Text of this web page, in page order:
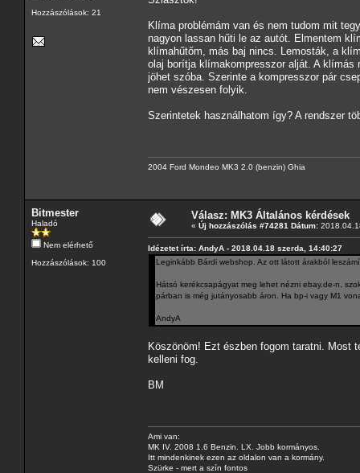
Hozzászólások: 21
Klíma problémám van és nem tudom mit
nagyon lassan hűti le az autót. Elmentem
klímahűtőm, más baj nincs. Lemosták, a
olaj borítja klímakompresszor alját. A
jöhet szóba. Szerinte a kompresszor pár
nem vészesen folyik.
Szerintetek használhatom így? A rendszer
2004 Ford Mondeo MK3 2.0 (benzin) Ghia
Bitmester
Haladó
Nem elérhető
Hozzászólások: 100
Válasz: MK3 Általános kérdések
« Új hozzászólás #74281 Dátum:
Idézetet írta: AndyA - 2018.04.18 szerda, 14:40:27
Leginkább Bárdi webshop. Az ott látott árakból
Hátsó kerékcsapágyat meg lehet nézni ebay.de-n,
párban is még jutányosabb áron. Ha bp-i vagy M1
AndyA
Köszönöm! Ezt észben fogom taratni. Most
kelleni fog.
BM
Ami van:
MK IV. 2008 1.6 Benzin. LX. Jobb kormányos.
Itt mindenkinek ezen az oldalon van a kormány.
Szürke - mert a szín fontos